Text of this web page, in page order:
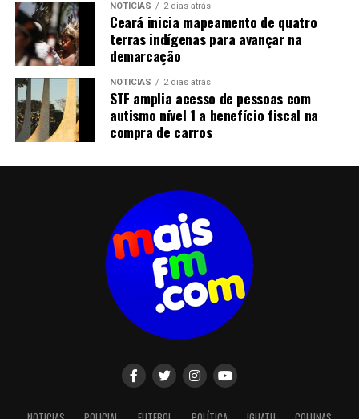
NOTICIAS 2 dias atrás
Ceará inicia mapeamento de quatro
terras indígenas para avançar na
demarcação
NOTICIAS 2 dias atrás
STF amplia acesso de pessoas com
autismo nível 1 a benefício fiscal na
compra de carros